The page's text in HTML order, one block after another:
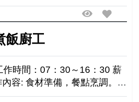
飯廚工
作時間：07：30～16：30 薪
容: 食材準備，餐點烹調。
毒維護。 餐具清潔，整理歸